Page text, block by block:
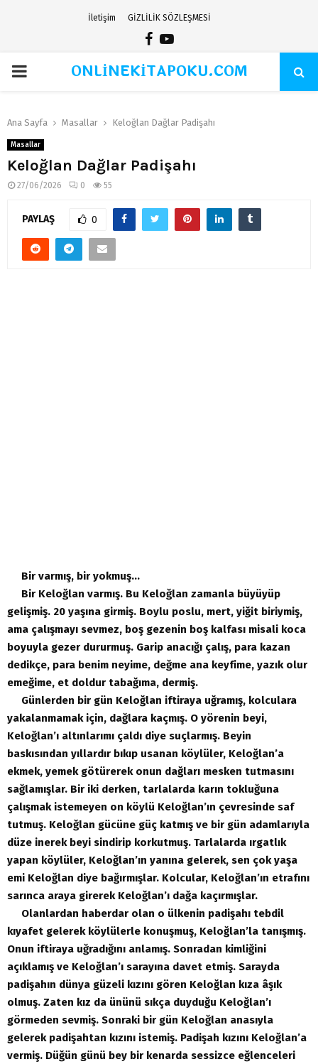
İletişim GİZLİLİK SÖZLEŞMESİ
Facebook
Youtube
PRIMARYONLİNEKİTAPOKU.COM
Ana Sayfa Masallar Keloğlan Dağlar Padişahı
Masallar
Keloğlan Dağlar Padişahı
27/06/2026 0 55
PAYLAŞ 0
Bir varmış, bir yokmuş…
Bir Keloğlan varmış. Bu Keloğlan zamanla büyüyüp
gelişmiş. 20 yaşına girmiş. Boylu poslu, mert, yiğit biriymiş,
ama çalışmayı sevmez, boş gezenin boş kalfası misali koca
boyuyla gezer dururmuş. Garip anacığı çalış, para kazan
dedikçe, para benim neyime, değme ana keyfime, yazık olur
emeğime, et doldur tabağıma, dermiş.
Günlerden bir gün Keloğlan iftiraya uğramış, kolculara
yakalanmamak için, dağlara kaçmış. O yörenin beyi,
Keloğlan’ı altınlarımı çaldı diye suçlarmış. Beyin
baskısından yıllardır bıkıp usanan köylüler, Keloğlan’a
ekmek, yemek götürerek onun dağları mesken tutmasını
sağlamışlar. Bir iki derken, tarlalarda karın tokluğuna
çalışmak istemeyen on köylü Keloğlan’ın çevresinde saf
tutmuş. Keloğlan gücüne güç katmış ve bir gün adamlarıyla
düze inerek beyi sindirip korkutmuş. Tarlalarda ırgatlık
yapan köylüler, Keloğlan’ın yanına gelerek, sen çok yaşa
emi Keloğlan diye bağırmışlar. Kolcular, Keloğlan’ın etrafını
sarınca araya girerek Keloğlan’ı dağa kaçırmışlar.
Olanlardan haberdar olan o ülkenin padişahı tebdil
kıyafet gelerek köylülerle konuşmuş, Keloğlan’la tanışmış.
Onun iftiraya uğradığını anlamış. Sonradan kimliğini
açıklamış ve Keloğlan’ı sarayına davet etmiş. Sarayda
padişahın dünya güzeli kızını gören Keloğlan kıza âşık
olmuş. Zaten kız da ününü sıkça duyduğu Keloğlan’ı
görmeden sevmiş. Sonraki bir gün Keloğlan anasıyla
gelerek padişahtan kızını istemiş. Padişah kızını Keloğlan’a
vermiş. Düğün günü bey bir kenarda sessizce eğlenceleri